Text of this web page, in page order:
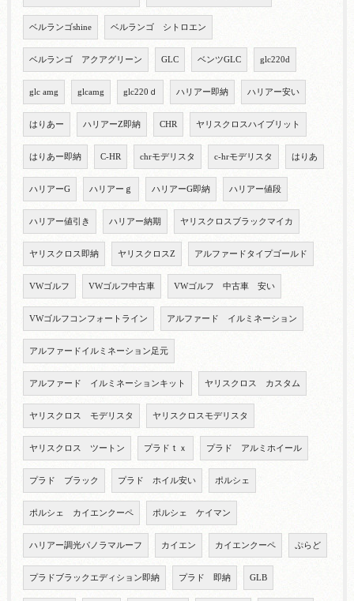
ベルランゴshine ベルランゴ シトロエン
ベルランゴ アクアグリーン GLC ベンツGLC glc220d
glc amg glcamg glc220ｄ ハリアー即納 ハリアー安い
はりあー ハリアーZ即納 CHR ヤリスクロスハイブリット
はりあー即納 C-HR chrモデリスタ c-hrモデリスタ はりあ
ハリアーG ハリアーｇ ハリアーG即納 ハリアー値段
ハリアー値引き ハリアー納期 ヤリスクロスブラックマイカ
ヤリスクロス即納 ヤリスクロスZ アルファードタイプゴールド
VWゴルフ VWゴルフ中古車 VWゴルフ 中古車 安い
VWゴルフコンフォートライン アルファード イルミネーション
アルファードイルミネーション足元
アルファード イルミネーションキット ヤリスクロス カスタム
ヤリスクロス モデリスタ ヤリスクロスモデリスタ
ヤリスクロス ツートン プラドｔｘ プラド アルミホイール
プラド ブラック プラド ホイル安い ポルシェ
ポルシェ カイエンクーペ ポルシェ ケイマン
ハリアー調光パノラマルーフ カイエン カイエンクーペ ぷらど
プラドブラックエディション即納 プラド 即納 GLB